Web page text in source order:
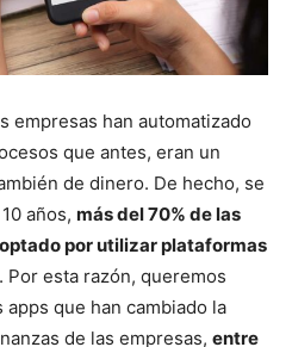
empresas han automatizado
que antes, eran un
de dinero. De hecho, se
años, más del 70% de las
por utilizar plataformas
. Por esta razón, queremos
que han cambiado la
de las empresas, entre